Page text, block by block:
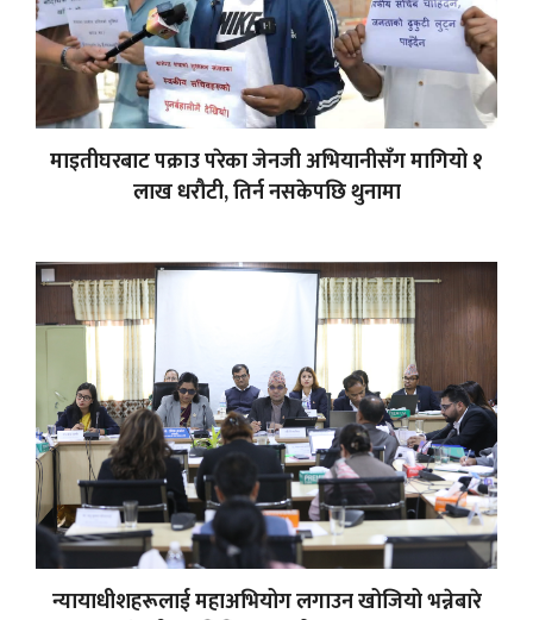
माइतीघरबाट पक्राउ परेका जेनजी अभियानीसँग मागियो १
लाख धरौटी, तिर्न नसकेपछि थुनामा
न्यायाधीशहरूलाई महाअभियोग लगाउन खोजियो भन्नेबारे